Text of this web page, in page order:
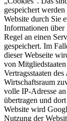
gespeichert
Website durch Sie
Informationen über
Regel an einen
gespeichert. Im
dieser Webseite
von
Vertragsstaaten
Wirtschaftsraum
volle IP-Adresse
übertragen und
Website wird
Nutzung der